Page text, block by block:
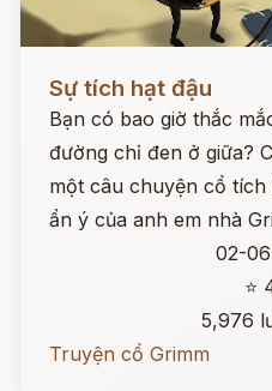
Sự tích hạt đậu
Bạn có bao giờ thắc
đường chỉ đen ở giữa?
một câu chuyện cổ
ẩn ý của anh em nhà
02-
⭐
5,976
Truyện cổ Grimm